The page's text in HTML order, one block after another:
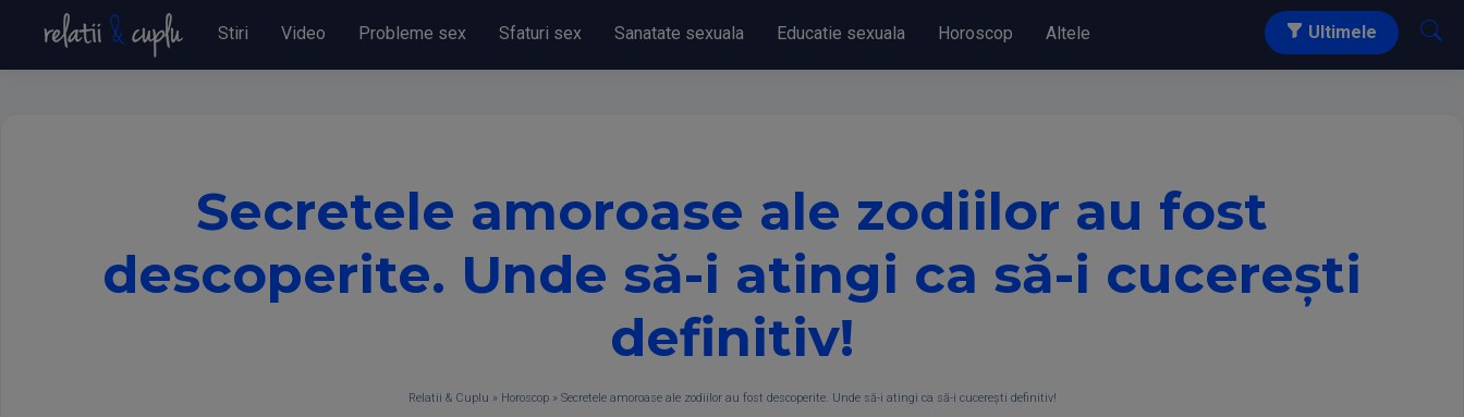
Stiri Video Probleme sex Sfaturi sex Sanatate sexuala Educatie sexuala Horoscop Altele Ultimele
Secretele amoroase ale zodiilor au fost
descoperite. Unde să-i atingi ca să-i cucerești
definitiv!
Relatii & Cuplu » Horoscop» Secretele amoroase ale zodiilor au fost descoperite. Unde să-i atingi ca să-i cucerești definitiv!